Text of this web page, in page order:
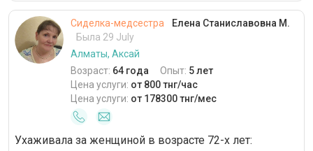
Сиделка-медсестра
Елена Станиславовна М.
Была 29 July
Алматы, Аксай
Возраст: 64 года Опыт: 5 лет
Цена услуги: от 800 тнг/час
Цена услуги: от 178300 тнг/мес
Ухаживала за женщиной в возрасте 72-х лет: